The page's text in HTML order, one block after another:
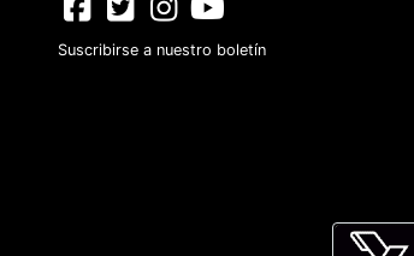
Suscribirse a nuestro boletín